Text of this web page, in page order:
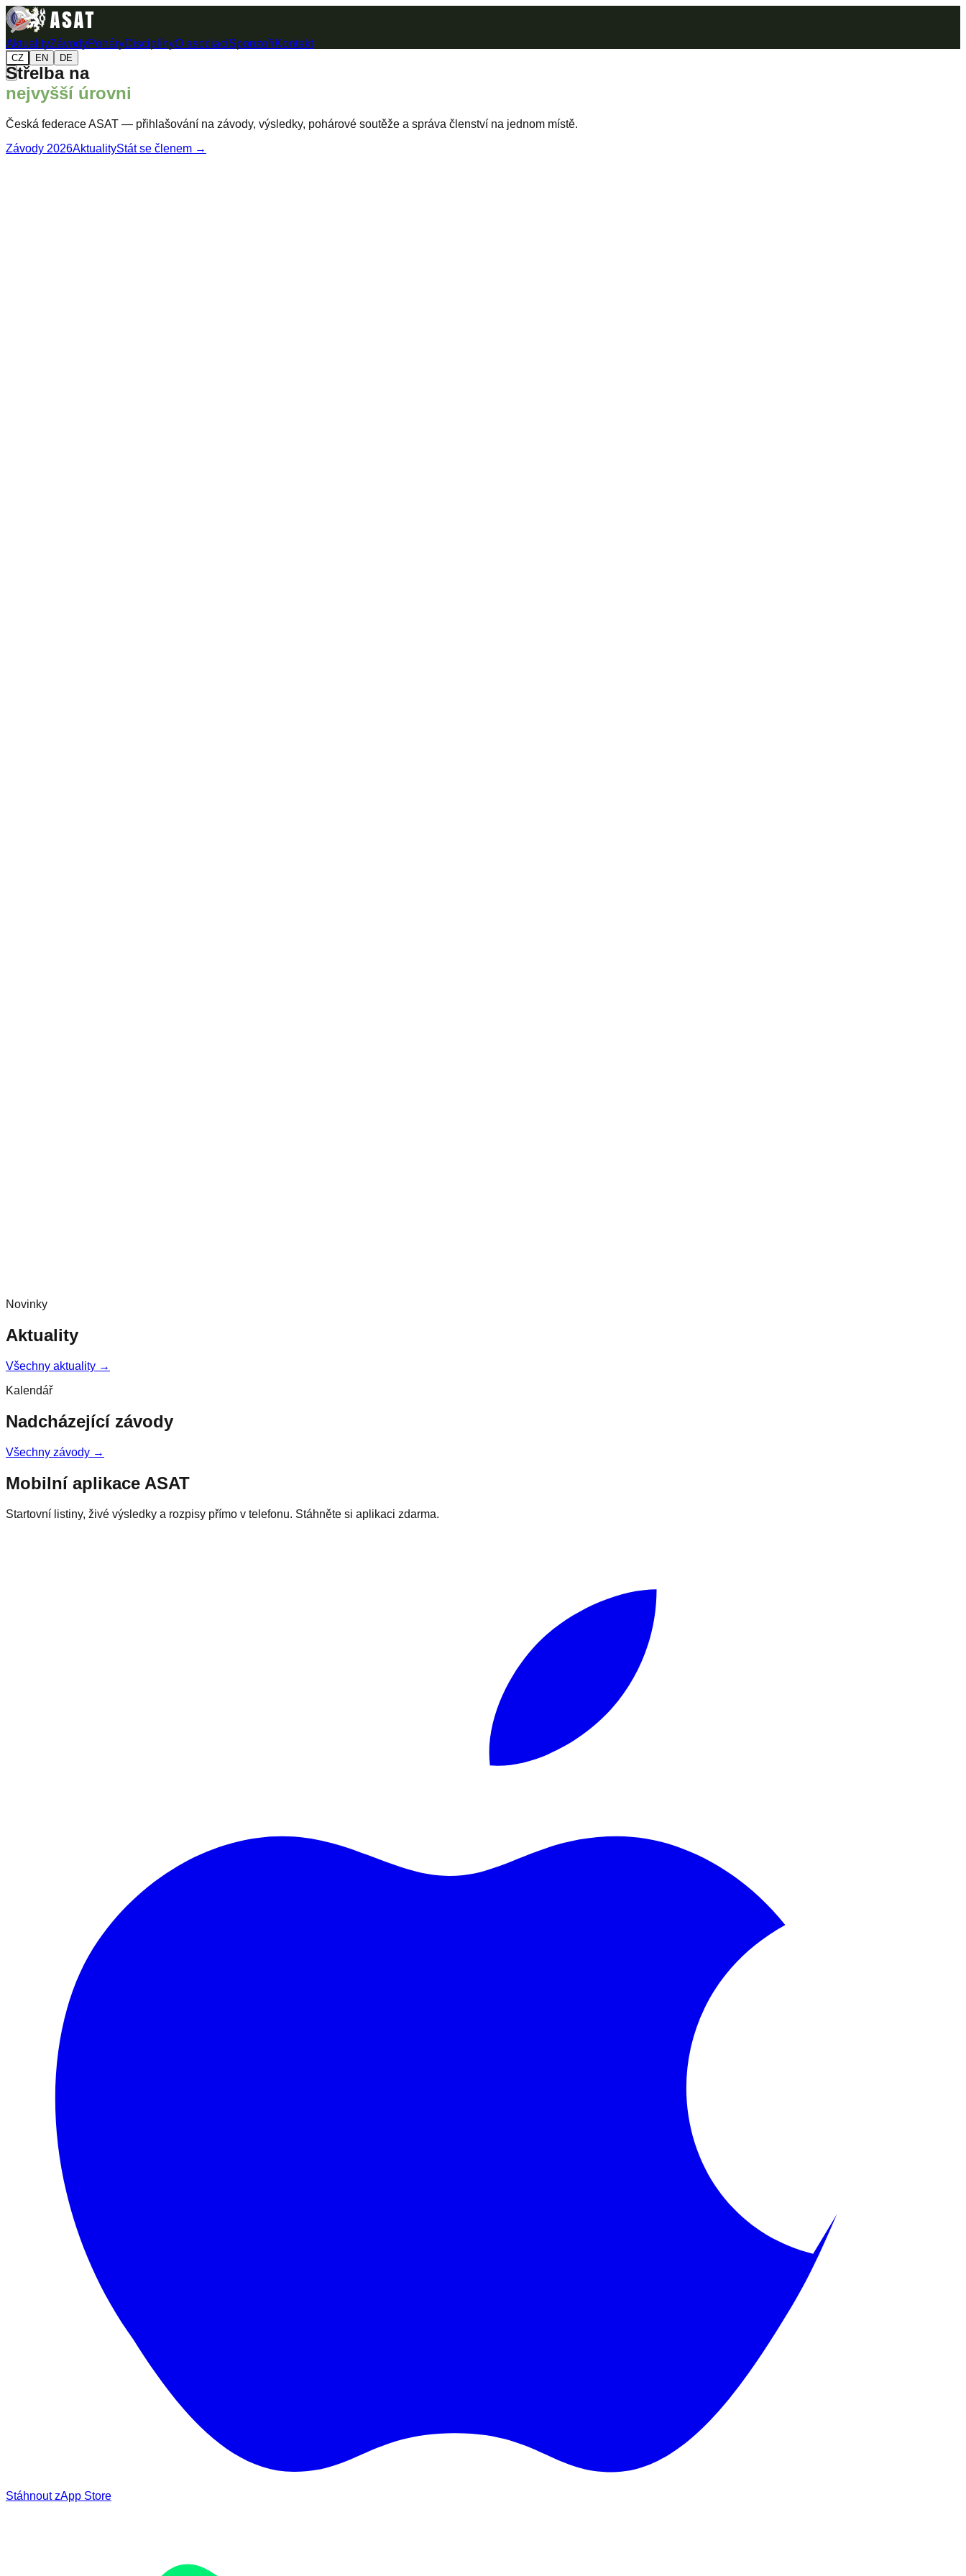
AktualityZávodyPoháryDisciplínyO asociaciSponzořiKontakt
CZ EN DE
Střelba na
nejvyšší úrovni
Česká federace ASAT — přihlašování na závody, výsledky, pohárové soutěže a správa členství na jednom místě.
Závody 2026AktualityStát se členem →
Novinky
Aktuality
Všechny aktuality →
Kalendář
Nadcházející závody
Všechny závody →
Mobilní aplikace ASAT
Startovní listiny, živé výsledky a rozpisy přímo v telefonu. Stáhněte si aplikaci zdarma.
Stáhnout zApp Store